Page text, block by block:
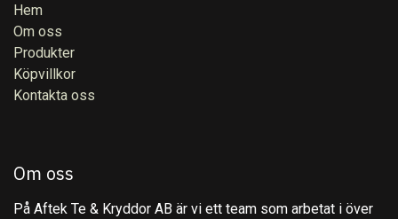
Hem
Om oss
Produkter
Köpvillkor
Kontakta oss
Om oss
På Aftek Te & Kryddor AB är vi ett team som arbetat i över